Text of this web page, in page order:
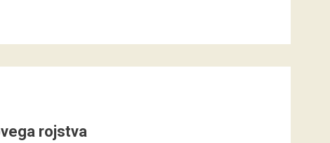
rojstva